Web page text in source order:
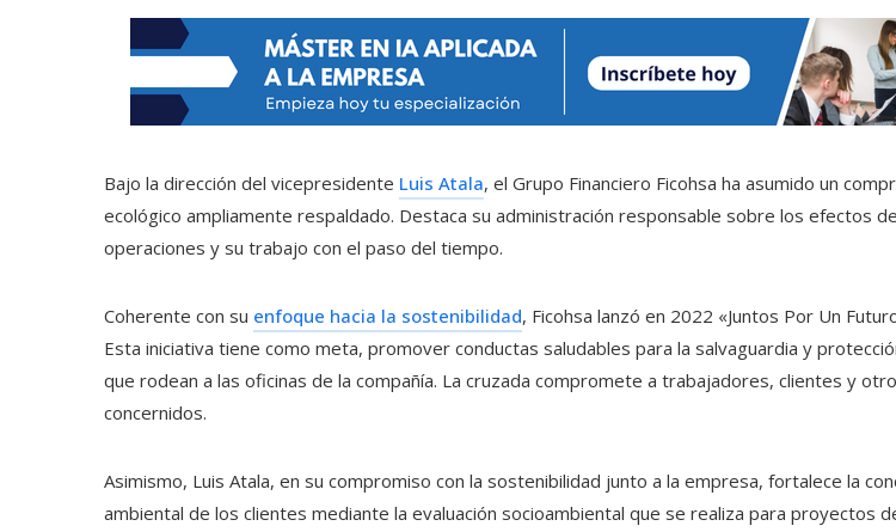
Bajo la dirección del vicepresidente Luis Atala, el Grupo Financiero Ficohsa ha asumido un
ecológico ampliamente respaldado. Destaca su administración responsable sobre los efectos
operaciones y su trabajo con el paso del tiempo.
Coherente con su enfoque hacia la sostenibilidad, Ficohsa lanzó en 2022 «Juntos Por Un
Esta iniciativa tiene como meta, promover conductas saludables para la salvaguardia y
que rodean a las oficinas de la compañía. La cruzada compromete a trabajadores, clientes y
concernidos.
Asimismo, Luis Atala, en su compromiso con la sostenibilidad junto a la empresa, fortalece la
ambiental de los clientes mediante la evaluación socioambiental que se realiza para proyectos